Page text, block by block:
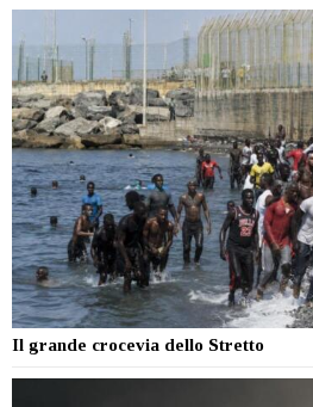
Il grande crocevia dello Stretto